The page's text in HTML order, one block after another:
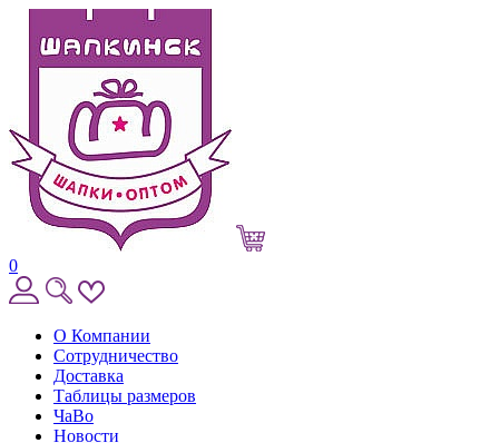
0
О Компании
Сотрудничество
Доставка
Таблицы размеров
ЧаВо
Новости